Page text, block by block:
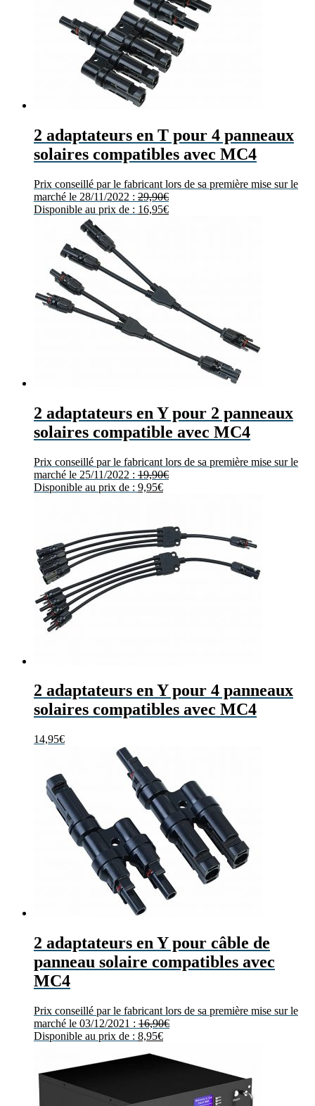
2 adaptateurs en T pour 4 panneaux
solaires compatibles avec MC4
Prix conseillé par le fabricant lors de sa première mise sur le
marché le 28/11/2022 : 29,90€
Disponible au prix de : 16,95€
2 adaptateurs en Y pour 2 panneaux
solaires compatible avec MC4
Prix conseillé par le fabricant lors de sa première mise sur le
marché le 25/11/2022 : 19,90€
Disponible au prix de : 9,95€
2 adaptateurs en Y pour 4 panneaux
solaires compatibles avec MC4
14,95€
2 adaptateurs en Y pour câble de
panneau solaire compatibles avec
MC4
Prix conseillé par le fabricant lors de sa première mise sur le
marché le 03/12/2021 : 16,90€
Disponible au prix de : 8,95€